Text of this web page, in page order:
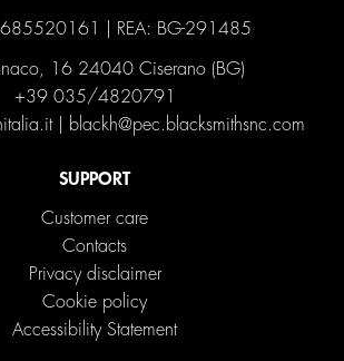
| REA: BG-291485
16 24040 Ciserano (BG)
+39 035/4820791
| blackh@pec.blacksmithsnc.com
SUPPORT
Customer care
Contacts
Privacy disclaimer
Cookie policy
Accessibility Statement